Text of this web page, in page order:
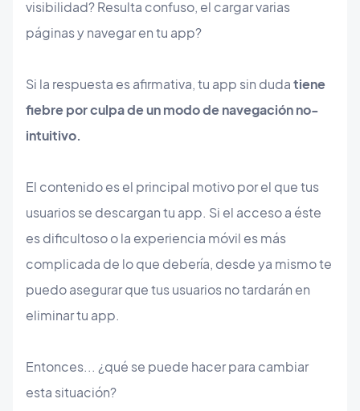
visibilidad? Resulta confuso, el cargar varias
páginas y navegar en tu app?
Si la respuesta es afirmativa, tu app sin dudatiene
fiebre por culpa de un modo de navegación no-
intuitivo.
El contenido es el principal motivo por el que tus
usuarios se descargan tu app. Si el acceso a éste
es dificultoso o la experiencia móvil es más
complicada de lo que debería, desde ya mismo te
puedo asegurar que tus usuarios no tardarán en
eliminar tu app.
Entonces... ¿qué se puede hacer para cambiar
esta situación?